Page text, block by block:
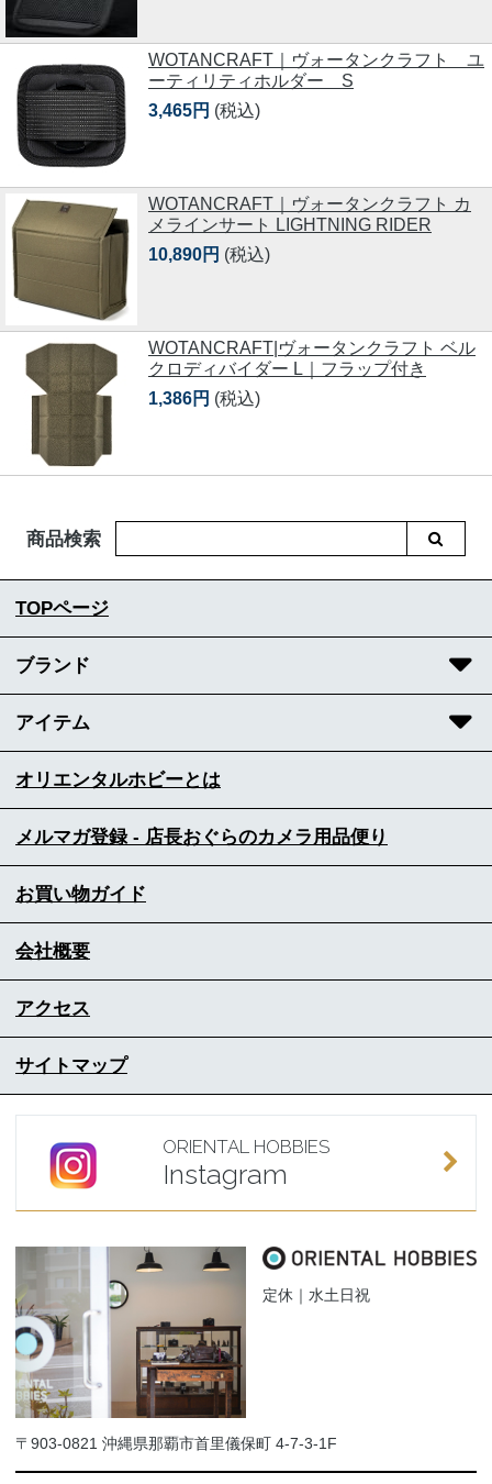
WOTANCRAFT｜ヴォータンクラフト ユ
ーティリティホルダー S
3,465円 (税込)
WOTANCRAFT｜ヴォータンクラフト カ
メラインサート LIGHTNING RIDER
10,890円 (税込)
WOTANCRAFT|ヴォータンクラフト ベル
クロディバイダー L｜フラップ付き
1,386円 (税込)
商品検索
TOPページ
ブランド
アイテム
オリエンタルホビーとは
メルマガ登録 - 店長おぐらのカメラ用品便り
お買い物ガイド
会社概要
アクセス
サイトマップ
ORIENTAL HOBBIES
Instagram
定休｜水土日祝
〒903-0821 沖縄県那覇市首里儀保町 4-7-3-1F